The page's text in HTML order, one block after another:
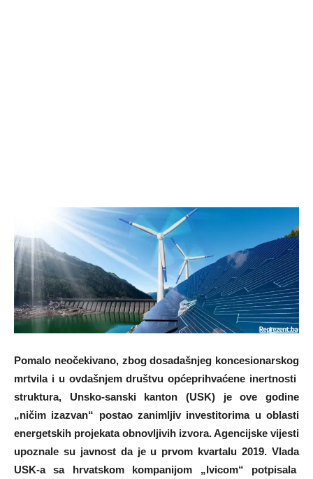
Pomalo neočekivano, zbog dosadašnjeg koncesionarskog
mrtvila i u ovdašnjem društvu općeprihvaćene inertnosti
struktura, Unsko-sanski kanton (USK) je ove godine
„ničim izazvan“ postao zanimljiv investitorima u oblasti
energetskih projekata obnovljivih izvora. Agencijske vijesti
upoznale su javnost da je u prvom kvartalu 2019. Vlada
USK-a sa hrvatskom kompanijom „Ivicom“ potpisala